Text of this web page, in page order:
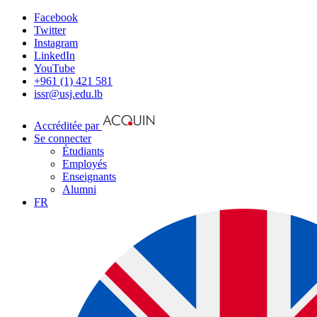
Facebook
Twitter
Instagram
LinkedIn
YouTube
+961 (1) 421 581
issr@usj.edu.lb
Accréditée par
Se connecter
Étudiants
Employés
Enseignants
Alumni
FR